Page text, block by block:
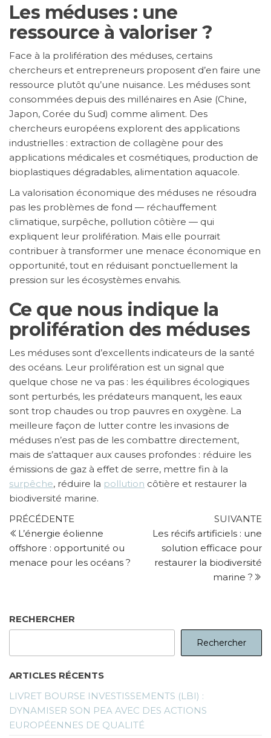
Les méduses : une
ressource à valoriser ?
Face à la prolifération des méduses, certains
chercheurs et entrepreneurs proposent d’en faire une
ressource plutôt qu’une nuisance. Les méduses sont
consommées depuis des millénaires en Asie (Chine,
Japon, Corée du Sud) comme aliment. Des
chercheurs européens explorent des applications
industrielles : extraction de collagène pour des
applications médicales et cosmétiques, production de
bioplastiques dégradables, alimentation aquacole.
La valorisation économique des méduses ne résoudra
pas les problèmes de fond — réchauffement
climatique, surpêche, pollution côtière — qui
expliquent leur prolifération. Mais elle pourrait
contribuer à transformer une menace économique en
opportunité, tout en réduisant ponctuellement la
pression sur les écosystèmes envahis.
Ce que nous indique la
prolifération des méduses
Les méduses sont d’excellents indicateurs de la santé
des océans. Leur prolifération est un signal que
quelque chose ne va pas : les équilibres écologiques
sont perturbés, les prédateurs manquent, les eaux
sont trop chaudes ou trop pauvres en oxygène. La
meilleure façon de lutter contre les invasions de
méduses n’est pas de les combattre directement,
mais de s’attaquer aux causes profondes : réduire les
émissions de gaz à effet de serre, mettre fin à la
surpêche, réduire la pollution côtière et restaurer la
biodiversité marine.
Navigation
de
l’article
Article
précédent
PRÉCÉDENTE
L’énergie éolienne
offshore : opportunité ou
menace pour les océans ?
SUIVANTE
Les récifs artificiels : une
solution efficace pour
restaurer la biodiversité
marine ?
RECHERCHER
Rechercher
ARTICLES RÉCENTS
LIVRET BOURSE INVESTISSEMENTS (LBI) :
DYNAMISER SON PEA AVEC DES ACTIONS
EUROPÉENNES DE QUALITÉ